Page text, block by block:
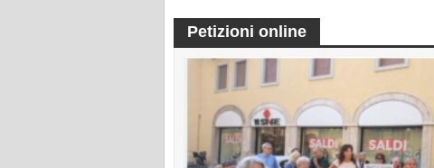
Petizioni online